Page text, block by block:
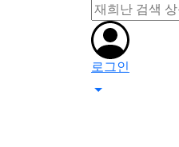
로그인